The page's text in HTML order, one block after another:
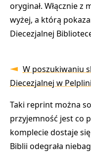
oryginał. Włącznie z
wyżej, a którą
Diecezjalnej
W poszukiwaniu
Diecezjalnej w
Taki reprint można
przyjemność jest co
komplecie dostaje
Biblii odegrała